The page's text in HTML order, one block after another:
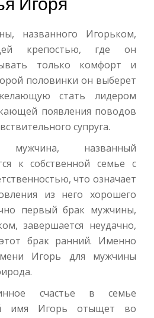
названного Игорьком,
крепостью, где он
только комфорт и
половинки он выберет
стать лидером
появления поводов
супруга.
мужчина, названный
к собственной семье с
что означает
из него хорошего
первый брак мужчины,
завершается неудачно,
брак ранний. Именно
Игорь для мужчины
счастье в семье
имя Игорь отыщет во